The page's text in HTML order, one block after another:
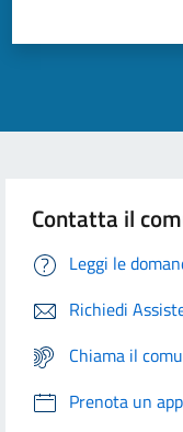
Contatta il
Leggi le
Richiedi
Chiama il
Prenota un